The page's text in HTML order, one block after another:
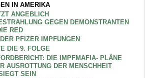
IN AMERIKA
ANGEBLICH
GEGEN DEMONSTRANTEN
RED
PFIZER IMPFUNGEN
DIE 9. FOLGE
DIE IMPFMAFIA- PLÄNE
AUSROTTUNG DER MENSCHHEIT
SEIN